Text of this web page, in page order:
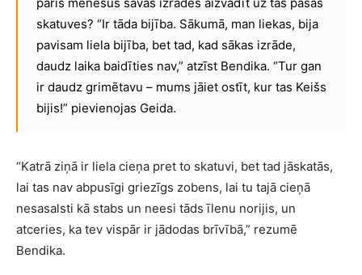
skatuves? “Ir tāda bijība. Sākumā, man liekas, bija
pavisam liela bijība, bet tad, kad sākas izrāde,
daudz laika baidīties nav,” atzīst Bendika. “Tur gan
ir daudz grimētavu – mums jāiet ostīt, kur tas Keišs
bijis!” pievienojas Geida.
“Katrā ziņā ir liela cieņa pret to skatuvi, bet tad jāskatās,
lai tas nav abpusīgi griezīgs zobens, lai tu tajā cieņā
nesasalsti kā stabs un neesi tāds īlenu norijis, un
atceries, ka tev vispār ir jādodas brīvībā,” rezumē
Bendika.